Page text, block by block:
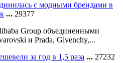
с модными брендами в
29377
Group объединенными
и Prada, Givenchy,...
за год в 1,5 раза
27232